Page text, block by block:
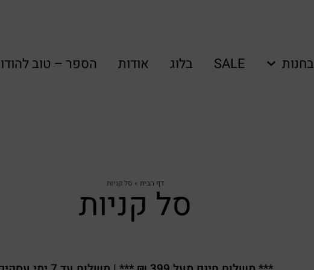
בחנות SALE בלוג אודות הספר – טוב
דף הבית » סל קניות
סל קניות